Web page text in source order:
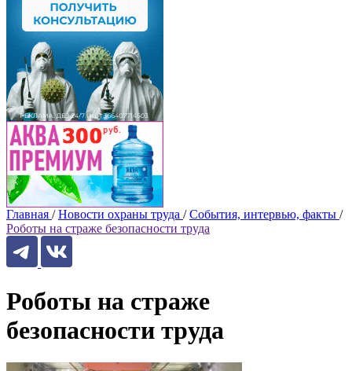
Главная / Новости охраны труда / События, интервью, факты /
Роботы на страже безопасности труда
Роботы на страже
безопасности труда